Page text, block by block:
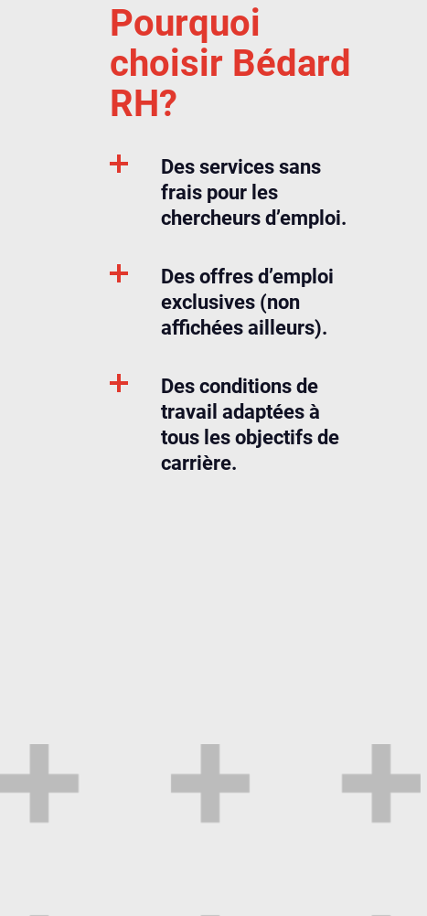
Pourquoi
choisir Bédard
RH?
Des services sans
frais pour les
chercheurs d’emploi.
Des offres d’emploi
exclusives (non
affichées ailleurs).
Des conditions de
travail adaptées à
tous les objectifs de
carrière.